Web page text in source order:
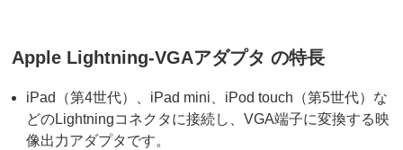
Apple Lightning-VGAアダプタ の特長
iPad（第4世代）、iPad mini、iPod touch（第5世代）な
どのLightningコネクタに接続し、VGA端子に変換する映
像出力アダプタです。